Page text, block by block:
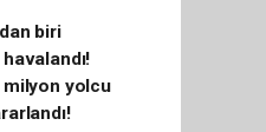
biri
milyon yolcu